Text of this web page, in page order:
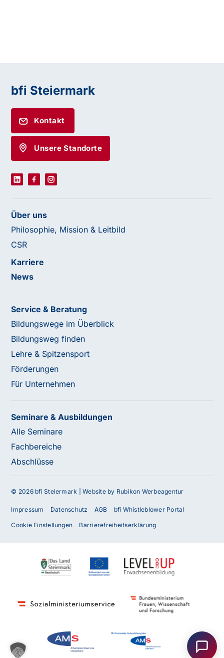
Haben Sie Fragen oder benötigen Sie
Unser Team ist gerne für Sie da! Nehmen Sie jetzt
Kontakt mit uns auf – wir freuen uns auf Ihre Anfrage.
bfi Steiermark
Kontakt
Unsere Standorte
Über uns
Philosophie, Mission & Leitbild
CSR
Karriere
News
Service & Beratung
Bildungswege im Überblick
Bildungsweg finden
Lehre & Spitzensport
Förderungen
Für Unternehmen
Seminare & Ausbildungen
Alle Seminare
Fachbereiche
Abschlüsse
© 2026 bfi Steiermark |Website by Rubikon Werbeagentur
Impressum Datenschutz AGB bfi Whistleblower Portal
Cookie Einstellungen Barrierefreiheitserklärung